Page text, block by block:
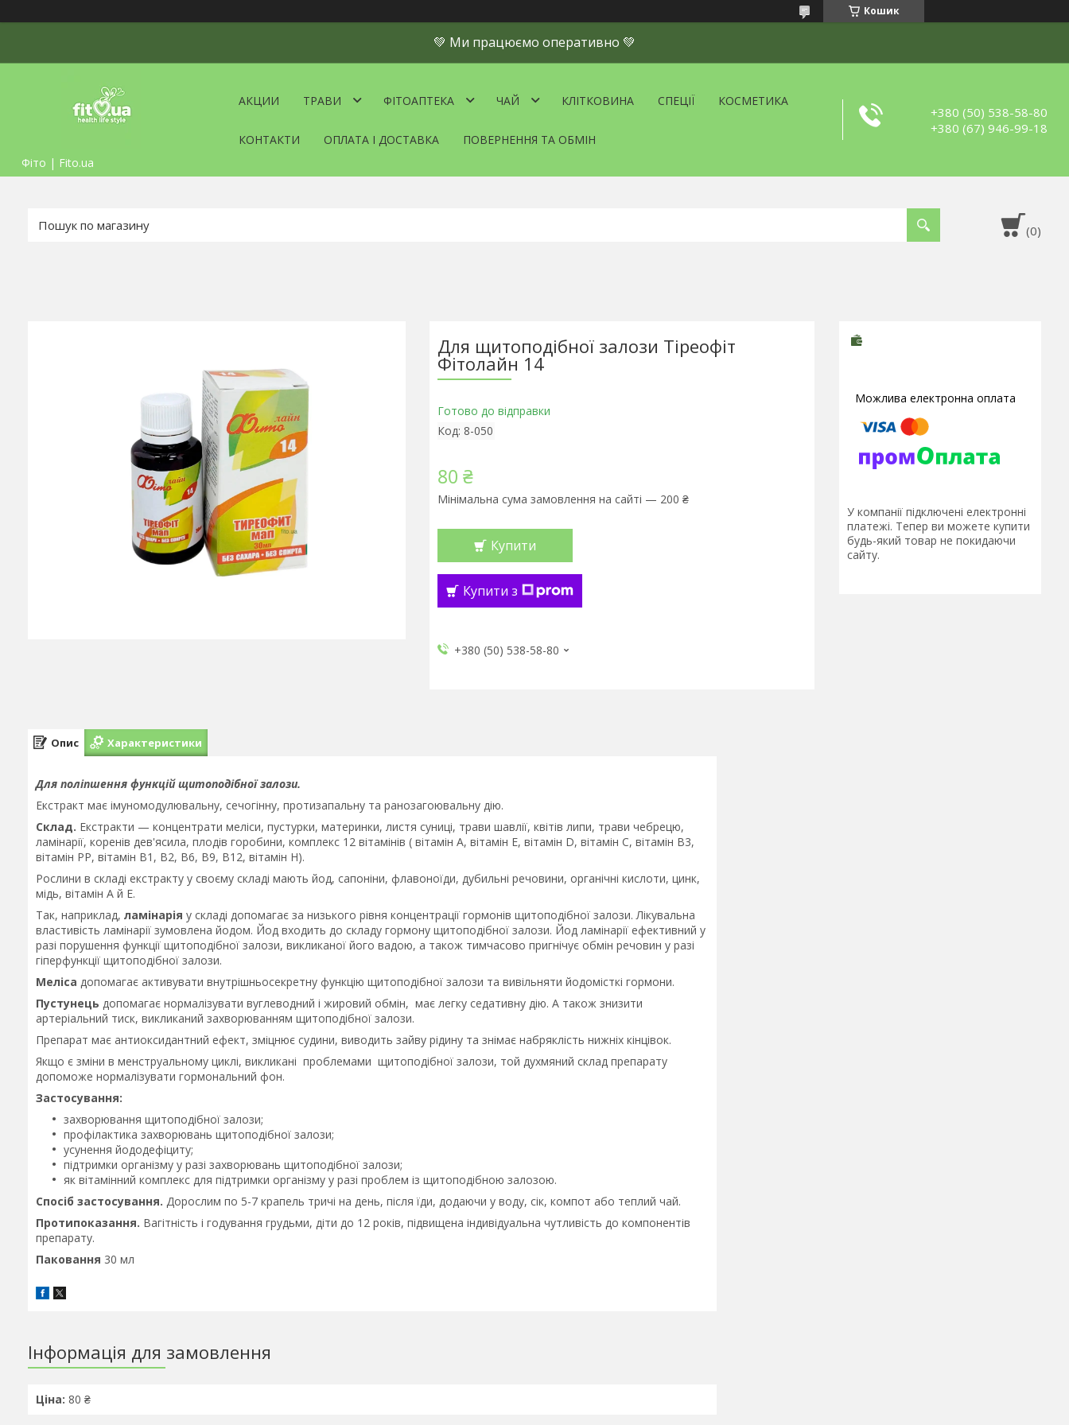
Кошик
💚 Ми працюємо оперативно 💚
Фіто | Fito.ua
АКЦИИ ТРАВИ ФІТОАПТЕКА ЧАЙ КЛІТКОВИНА СПЕЦІЇ КОСМЕТИКА
КОНТАКТИ ОПЛАТА І ДОСТАВКА ПОВЕРНЕННЯ ТА ОБМІН
+380 (50) 538-58-80
+380 (67) 946-99-18
Для щитоподібної залози Тіреофіт
Фітолайн 14
Готово до відправки
Код: 8-050
80 ₴
Мінімальна сума замовлення на сайті — 200 ₴
Купити
Купити з
+380 (50) 538-58-80
У компанії підключені електронні
платежі. Тепер ви можете купити
будь-який товар не покидаючи
сайту.
Опис Характеристики
Для поліпшення функцій щитоподібної залози.
Екстракт має імуномодулювальну, сечогінну, протизапальну та ранозагоювальну дію.
Склад. Екстракти — концентрати меліси, пустурки, материнки, листя суниці, трави шавлії, квітів липи, трави чебрецю,
ламінарії, коренів дев'ясила, плодів горобини, комплекс 12 вітамінів ( вітамін А, вітамін Е, вітамін D, вітамін С, вітамін В3,
вітамін РР, вітамін В1, В2, В6, В9, В12, вітамін Н).
Рослини в складі екстракту у своєму складі мають йод, сапоніни, флавоноїди, дубильні речовини, органічні кислоти, цинк,
мідь, вітамін А й Е.
Так, наприклад, ламінарія у складі допомагає за низького рівня концентрації гормонів щитоподібної залози. Лікувальна
властивість ламінарії зумовлена йодом. Йод входить до складу гормону щитоподібної залози. Йод ламінарії ефективний у
разі порушення функції щитоподібної залози, викликаної його вадою, а також тимчасово пригнічує обмін речовин у разі
гіперфункції щитоподібної залози.
Меліса допомагає активувати внутрішньосекретну функцію щитоподібної залози та вивільняти йодомісткі гормони.
Пустунець допомагає нормалізувати вуглеводний і жировий обмін, має легку седативну дію. А також знизити
артеріальний тиск, викликаний захворюванням щитоподібної залози.
Препарат має антиоксидантний ефект, зміцнює судини, виводить зайву рідину та знімає набряклість нижніх кінцівок.
Якщо є зміни в менструальному циклі, викликані проблемами щитоподібної залози, той духмяний склад препарату
допоможе нормалізувати гормональний фон.
Застосування:
захворювання щитоподібної залози;
профілактика захворювань щитоподібної залози;
усунення йододефіциту;
підтримки організму у разі захворювань щитоподібної залози;
як вітамінний комплекс для підтримки організму у разі проблем із щитоподібною залозою.
Спосіб застосування. Дорослим по 5-7 крапель тричі на день, після їди, додаючи у воду, сік, компот або теплий чай.
Протипоказання. Вагітність і годування грудьми, діти до 12 років, підвищена індивідуальна чутливість до компонентів
препарату.
Паковання 30 мл
Інформація для замовлення
Ціна: 80 ₴